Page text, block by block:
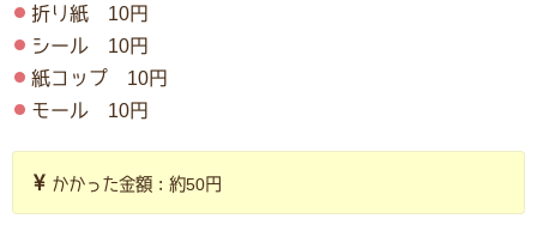
折り紙 10円
シール 10円
紙コップ 10円
モール 10円
かかった金額：約50円